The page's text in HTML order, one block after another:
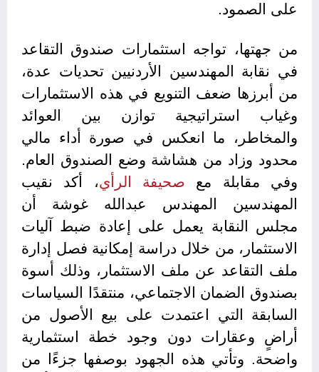
على الصمود.
من جهتها، تواجه استثمارات صندوق التقاعد
في نقابة المهندسين الأردنيين تحديات عدة،
من أبرزها ضعف التنويع في هذه الاستثمارات
وغياب استراتيجية توازن بين العوائد
والمخاطر، ما انعكس في صورة أداء مالي
محدود وزاد من هشاشة وضع الصندوق العام.
وفي مقابلة مع صحيفة الرأي، أكد نقيب
المهندسين المهندس عبدالله غوشة أن
مجلس النقابة يعمل على إعادة ضبط آليات
الاستثمار، من خلال دراسة إمكانية فصل إدارة
ملف التقاعد عن ملف الاستثمار، وذلك أسوة
بصندوق الضمان الاجتماعي، منتقدًا السياسات
السابقة التي اعتمدت على بيع الأصول من
أراضٍ وعقارات دون وجود خطة استثمارية
واضحة. وتأتي هذه الجهود بوصفها جزءًا من